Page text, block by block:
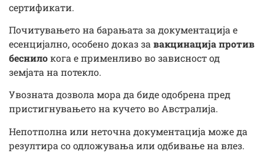
сертификати.
Почитувањето на барањата за документација е
есенцијално, особено доказ за вакцинација против
беснилокога е применливо во зависност од
земјата на потекло.
Увозната дозвола мора да биде одобрена пред
пристигнувањето на кучето во Австралија.
Непотполна или неточна документација може да
резултира со одложувања или одбивање на влез.